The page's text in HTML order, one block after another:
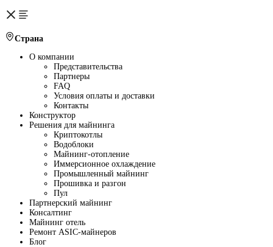
Страна
О компании
Представительства
Партнеры
FAQ
Условия оплаты и доставки
Контакты
Конструктор
Решения для майнинга
Криптокотлы
Водоблоки
Майнинг-отопление
Иммерсионное охлаждение
Промышленный майнинг
Прошивка и разгон
Пул
Партнерский майнинг
Консалтинг
Майнинг отель
Ремонт ASIC-майнеров
Блог